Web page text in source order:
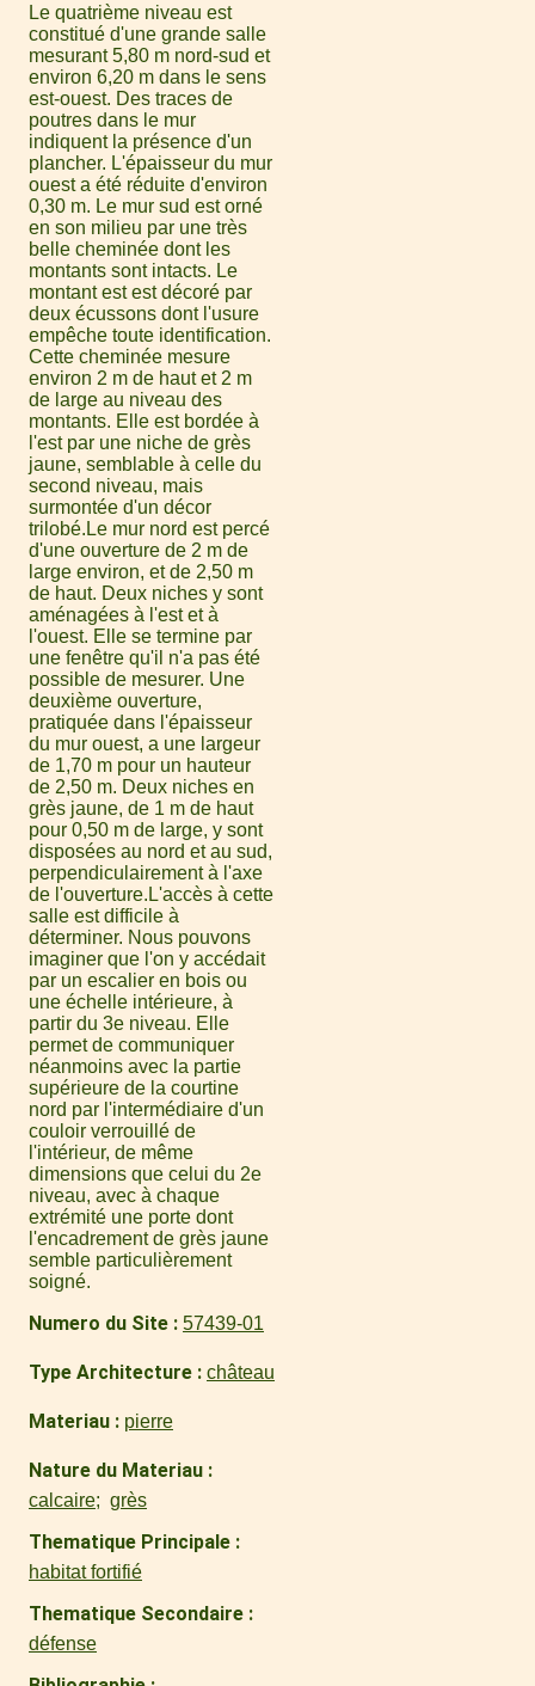
Le quatrième niveau est
constitué d'une grande salle
mesurant 5,80 m nord-sud et
environ 6,20 m dans le sens
est-ouest. Des traces de
poutres dans le mur
indiquent la présence d'un
plancher. L'épaisseur du mur
ouest a été réduite d'environ
0,30 m. Le mur sud est orné
en son milieu par une très
belle cheminée dont les
montants sont intacts. Le
montant est est décoré par
deux écussons dont l'usure
empêche toute identification.
Cette cheminée mesure
environ 2 m de haut et 2 m
de large au niveau des
montants. Elle est bordée à
l'est par une niche de grès
jaune, semblable à celle du
second niveau, mais
surmontée d'un décor
trilobé.Le mur nord est percé
d'une ouverture de 2 m de
large environ, et de 2,50 m
de haut. Deux niches y sont
aménagées à l'est et à
l'ouest. Elle se termine par
une fenêtre qu'il n'a pas été
possible de mesurer. Une
deuxième ouverture,
pratiquée dans l'épaisseur
du mur ouest, a une largeur
de 1,70 m pour un hauteur
de 2,50 m. Deux niches en
grès jaune, de 1 m de haut
pour 0,50 m de large, y sont
disposées au nord et au sud,
perpendiculairement à l'axe
de l'ouverture.L'accès à cette
salle est difficile à
déterminer. Nous pouvons
imaginer que l'on y accédait
par un escalier en bois ou
une échelle intérieure, à
partir du 3e niveau. Elle
permet de communiquer
néanmoins avec la partie
supérieure de la courtine
nord par l'intermédiaire d'un
couloir verrouillé de
l'intérieur, de même
dimensions que celui du 2e
niveau, avec à chaque
extrémité une porte dont
l'encadrement de grès jaune
semble particulièrement
soigné.
Numero du Site 57439-01
Type Architecture château
Materiau pierre
Nature du Materiau
calcaire grès
Thematique Principale
habitat fortifié
Thematique Secondaire
défense